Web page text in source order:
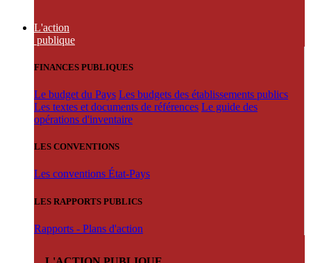
L'action
publique
FINANCES PUBLIQUES
Le budget du Pays Les budgets des établissements publics
Les textes et documents de références Le guide des
opérations d'inventaire
LES CONVENTIONS
Les conventions État-Pays
LES RAPPORTS PUBLICS
Rapports - Plans d'action